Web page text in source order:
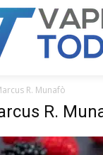
R. Munafò
R.